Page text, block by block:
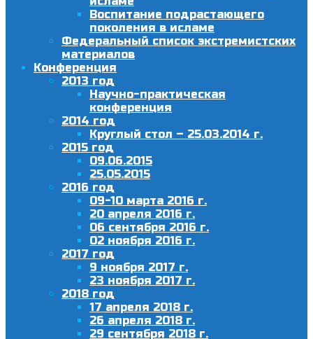
Воспитание подрастающего
поколения в исламе
Федеральный список экстремистских
материалов
Конференция
2013 год
Научно-практическая
конференция
2014 год
Круглый стол – 25.03.2014 г.
2015 год
09.06.2015
25.05.2015
2016 год
09-10 марта 2016 г.
20 апреля 2016 г.
06 сентября 2016 г.
02 ноября 2016 г.
2017 год
9 ноября 2017 г.
23 ноября 2017 г.
2018 год
17 апреля 2018 г.
26 апреля 2018 г.
29 сентября 2018 г.